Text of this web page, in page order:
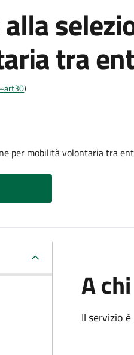
tra
)
per mobilità volontaria tra
A
Il servizio